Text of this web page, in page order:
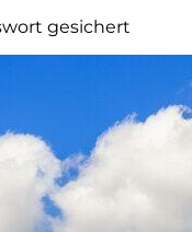
gesichert